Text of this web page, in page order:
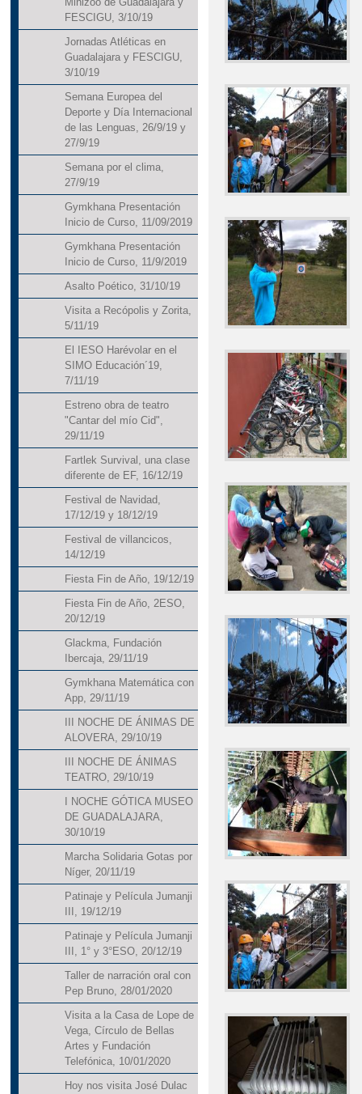
FESCIGU, 3/10/19
Jornadas Atléticas en
Guadalajara y FESCIGU,
3/10/19
Semana Europea del
Deporte y Día Internacional
de las Lenguas, 26/9/19 y
27/9/19
Semana por el clima,
27/9/19
Gymkhana Presentación
Inicio de Curso, 11/09/2019
Gymkhana Presentación
Inicio de Curso, 11/9/2019
Asalto Poético, 31/10/19
Visita a Recópolis y Zorita,
5/11/19
El IESO Harévolar en el
SIMO Educación´19,
7/11/19
Estreno obra de teatro
"Cantar del mío Cid",
29/11/19
Fartlek Survival, una clase
diferente de EF, 16/12/19
Festival de Navidad,
17/12/19 y 18/12/19
Festival de villancicos,
14/12/19
Fiesta Fin de Año, 19/12/19
Fiesta Fin de Año, 2ESO,
20/12/19
Glackma, Fundación
Ibercaja, 29/11/19
Gymkhana Matemática con
App, 29/11/19
III NOCHE DE ÁNIMAS DE
ALOVERA, 29/10/19
III NOCHE DE ÁNIMAS
TEATRO, 29/10/19
I NOCHE GÓTICA MUSEO
DE GUADALAJARA,
30/10/19
Marcha Solidaria Gotas por
Níger, 20/11/19
Patinaje y Película Jumanji
III, 19/12/19
Patinaje y Película Jumanji
III, 1° y 3°ESO, 20/12/19
Taller de narración oral con
Pep Bruno, 28/01/2020
Visita a la Casa de Lope de
Vega, Círculo de Bellas
Artes y Fundación
Telefónica, 10/01/2020
Hoy nos visita José Dulac